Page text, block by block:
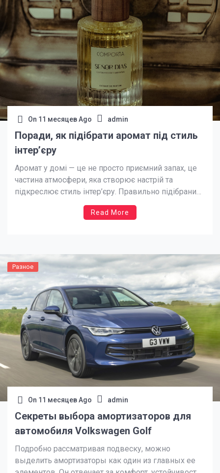
On 11 месяцев Ago admin
Поради, як підібрати аромат під стиль
інтер’єру
Аромат у домі — це не просто приємний запах, це
частина атмосфери, яка створює настрій та
підкреслює стиль інтер’єру. Правильно підібраний
запах може додати затишку, розслабити або
навпаки — додати енергії та активності. Важливо
може […]
Read More
Разное
On 11 месяцев Ago admin
Секреты выбора амортизаторов для
автомобиля Volkswagen Golf
Подробно рассматривая подвеску, можно
выделить амортизаторы как один из главных ее